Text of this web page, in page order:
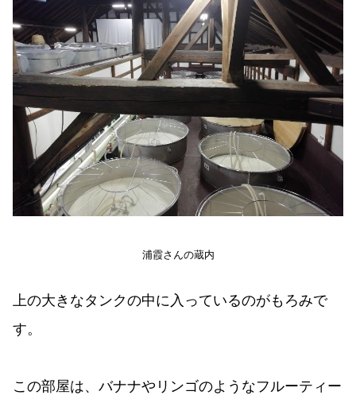
浦霞さんの蔵内
上の大きなタンクの中に入っているのがもろみで
す。
この部屋は、バナナやリンゴのようなフルーティー